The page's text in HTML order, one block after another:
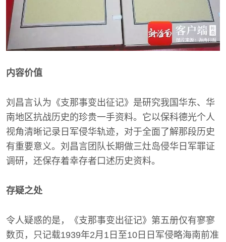
内容价值
刘昌言认为《支那事变出征记》是研究我国华东、华
南地区抗战历史的珍贵一手资料。它以保科德光个人
视角清晰记录日军侵华轨迹，对于全面了解那段历史
有重要意义。刘昌言团队长期做三灶岛侵华日军罪证
调研，还保存着幸存者口述历史资料。
存疑之处
令人疑惑的是，《支那事变出征记》第五册仅有寥寥
数页，只记载1939年2月1日至10日日军侵略海南前准